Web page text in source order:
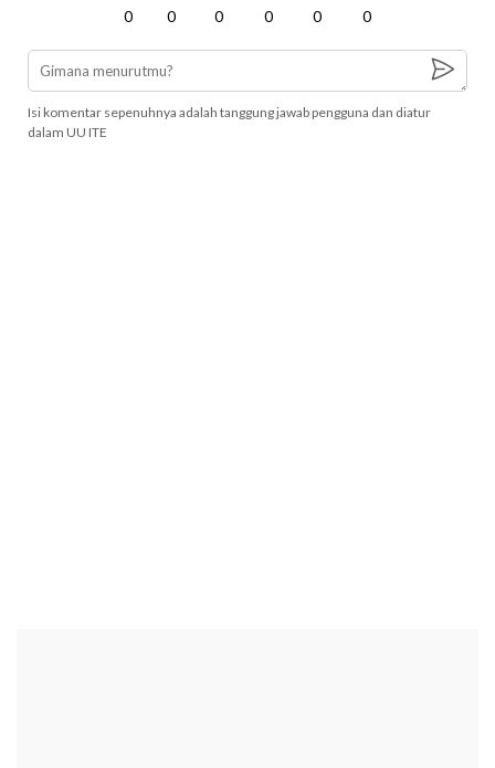
0 0 0 0 0 0
Isi komentar sepenuhnya adalah tanggung jawab pengguna dan diatur
dalam UU ITE